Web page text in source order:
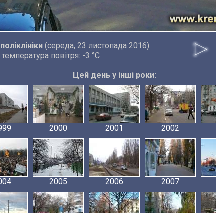
(середа, 23 листопада 2016)
температура повітря: -3 °C
Цей день у інші роки:
2000 2001 2002
2005 2006 2007